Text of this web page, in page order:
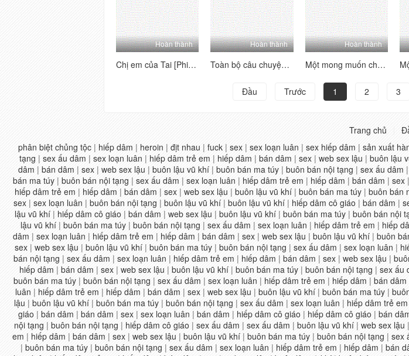
Hoàn thành
Chị em của Tai [Phiên bản quyến rũ nhảy khỏa thân] Một tình yêu dâm dục siêu nhiều người, một cái nhìn siêu đa dạng với mức độ khó khăn cao
Hoàn thành
Toàn bộ câu chuyện về sự hồi hộp hài hước của một người bạn 3p [1] ấm lòng, thở dài, đĩ và đĩ
Hoàn thành
Một mong muốn cho mong muốn [Phần 2] phụ nữ trưởng thành không phải là một con người nói chung, và rất tinh tế và thực hiện các kỹ thuật tình dục.
Đầu Trước 1 2 3
Trang chủ
phân biệt chủng tộc| hiếp dâm | heroin | địt nhau | fuck| sex| sex loạn luân | sex hiếp dâm | sản xuất
tạng | sex ấu dâm | sex loạn luân | hiếp dâm trẻ em | hiếp dâm | bán dâm | sex | web sex lậu | buôn lậu
dâm | bán dâm | sex| web sex lậu | buôn lậu vũ khí| buôn bán ma túy| buôn bán nội tạng | sex ấu dâm |
bán ma túy| buôn bán nội tạng | sex ấu dâm | sex loạn luân | hiếp dâm trẻ em | hiếp dâm | bán dâm | sex|
hiếp dâm trẻ em | hiếp dâm | bán dâm | sex | web sex lậu | buôn lậu vũ khí | buôn bán ma túy | buôn bán
sex | sex loạn luân | buôn bán nội tạng | buôn lậu vũ khí| buôn lậu vũ khí | hiếp dâm cô giáo | bán dâm |
lậu vũ khí | hiếp dâm cô giáo | bán dâm | web sex lậu | buôn lậu vũ khí | buôn bán ma túy | buôn bán nội
lậu vũ khí | buôn bán ma túy | buôn bán nội tạng | sex ấu dâm | sex loạn luân | hiếp dâm trẻ em | hiếp
dâm | sex loạn luân | hiếp dâm trẻ em | hiếp dâm | bán dâm | sex | web sex lậu | buôn lậu vũ khí | buôn
sex | web sex lậu | buôn lậu vũ khí | buôn bán ma túy | buôn bán nội tạng | sex ấu dâm | sex loạn luân |
bán nội tạng | sex ấu dâm | sex loạn luân | hiếp dâm trẻ em | hiếp dâm | bán dâm | sex | web sex lậu |
hiếp dâm | bán dâm | sex | web sex lậu | buôn lậu vũ khí | buôn bán ma túy | buôn bán nội tạng | sex ấu
buôn bán ma túy | buôn bán nội tạng | sex ấu dâm | sex loạn luân | hiếp dâm trẻ em | hiếp dâm | bán dâm
luân | hiếp dâm trẻ em | hiếp dâm | bán dâm | sex| web sex lậu | buôn lậu vũ khí| buôn bán ma túy|
lậu | buôn lậu vũ khí | buôn bán ma túy | buôn bán nội tạng | sex ấu dâm | sex loạn luân | hiếp dâm trẻ em
giáo | bán dâm | bán dâm | sex| sex loạn luân | bán dâm | hiếp dâm cô giáo | hiếp dâm cô giáo| bán
nội tạng | buôn bán nội tạng | hiếp dâm cô giáo | sex ấu dâm | sex ấu dâm | buôn lậu vũ khí | web sex lậu |
em | hiếp dâm | bán dâm | sex | web sex lậu | buôn lậu vũ khí | buôn bán ma túy | buôn bán nội tạng | sex
| buôn bán ma túy| buôn bán nội tạng | sex ấu dâm | sex loạn luân | hiếp dâm trẻ em | hiếp dâm | bán